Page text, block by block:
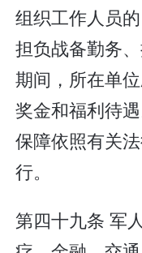
组织工作人员
担负战备勤务
期间，所在单
奖金和福利待
保障依照有关
行。
第四十九条 军